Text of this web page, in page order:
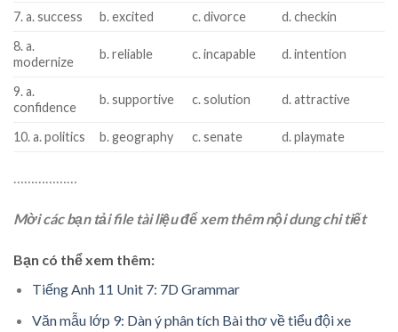
7. a. success
b. excited c. divorce
d. checkin
8. a.
modernize
b. reliable c. incapable d. intention
9. a.
confidence
b. supportive c. solution d. attractive
10. a. politics b. geography c. senate d. playmate
………………
Mời các bạn tải file tài liệu để xem thêm nội dung chi tiết
Bạn có thể xem thêm:
Tiếng Anh 11 Unit 7: 7D Grammar
Văn mẫu lớp 9: Dàn ý phân tích Bài thơ về tiểu đội xe